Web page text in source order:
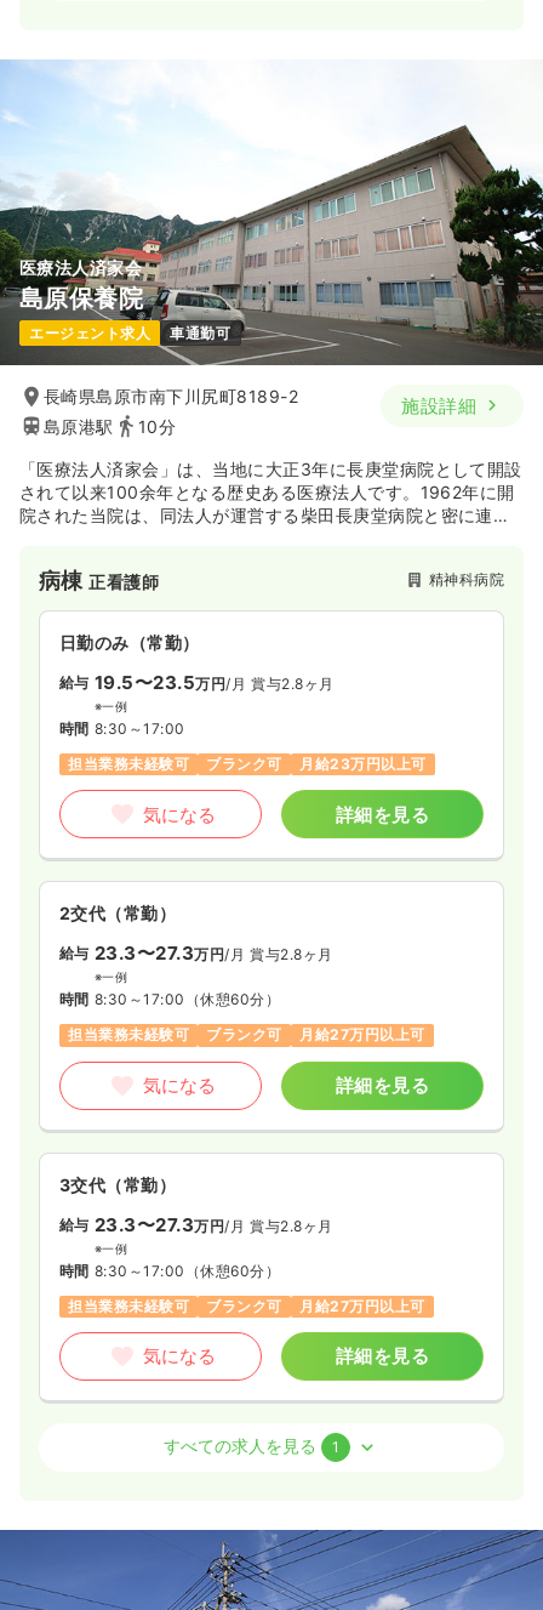
詳細を見る
2交代（常勤） 一時募集休止
給与 お問い合わせください
時間 8:00～17:00
気になる
医療法人済家会
島原保養院
エージェント求人 車通勤可
長崎県島原市南下川尻町8189-2
島原港駅
10分
施設詳細
「医療法人済家会」は、当地に大正3年に長庚堂病院として開設
されて以来100余年となる歴史ある医療法人です。1962年に開
院された当院は、同法人が運営する柴田長庚堂病院と密に連携
院での診療から退院後の生活まで幅広く対応できる体制が整え
られています。
病棟正看護師 精神科病院
日勤のみ（常勤）
給与 19.5〜23.5万円/月 賞与2.8ヶ月
※一例
時間 8:30～17:00
担当業務未経験可
ブランク可 月給23万円以上可
気になる 詳細を見る
2交代（常勤）
給与 23.3〜27.3万円/月 賞与2.8ヶ月
※一例
時間 8:30～17:00 （休憩60分）
担当業務未経験可
ブランク可 月給27万円以上可
気になる 詳細を見る
3交代（常勤）
給与 23.3〜27.3万円/月 賞与2.8ヶ月
※一例
時間 8:30～17:00 （休憩60分）
担当業務未経験可
ブランク可 月給27万円以上可
気になる 詳細を見る
介護・福祉系正看護師
万円 賞与2.8ヶ月
すべての求人を見る 1